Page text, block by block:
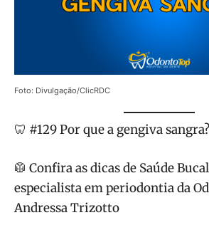
Foto: Divulgação/ClicRDC
🦷 #129 Por que a gengiva sangra?
🥼 Confira as dicas de Saúde
especialista em periodontia da
Andressa Trizotto